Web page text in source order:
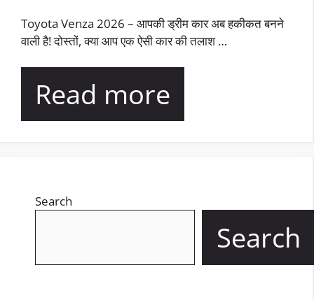
Toyota Venza 2026 – आपकी ड्रीम कार अब हकीकत बनने
वाली है! दोस्तों, क्या आप एक ऐसी कार की तलाश …
Read more
Search
Search